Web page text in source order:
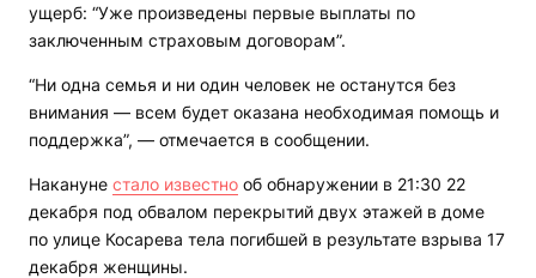
ущерб: “Уже произведены первые выплаты по
заключенным страховым договорам”.
“Ни одна семья и ни один человек не останутся без
внимания — всем будет оказана необходимая помощь и
поддержка”, — отмечается в сообщении.
Накануне стало известно об обнаружении в 21:30 22
декабря под обвалом перекрытий двух этажей в доме
по улице Косарева тела погибшей в результате взрыва 17
декабря женщины.